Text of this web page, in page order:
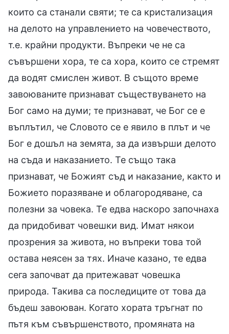
които са станали святи; те са кристализация
на делото на управлението на човечеството,
т.е. крайни продукти. Въпреки че не са
съвършени хора, те са хора, които се стремят
да водят смислен живот. В същото време
завоюваните признават съществуването на
Бог само на думи; те признават, че Бог се е
въплътил, че Словото се е явило в плът и че
Бог е дошъл на земята, за да извърши делото
на съда и наказанието. Те също така
признават, че Божият съд и наказание, както и
Божието поразяване и облагородяване, са
полезни за човека. Те едва наскоро започнаха
да придобиват човешки вид. Имат някои
прозрения за живота, но въпреки това той
остава неясен за тях. Иначе казано, те едва
сега започват да притежават човешка
природа. Такива са последиците от това да
бъдеш завоюван. Когато хората тръгнат по
пътя към съвършенството, промяната на